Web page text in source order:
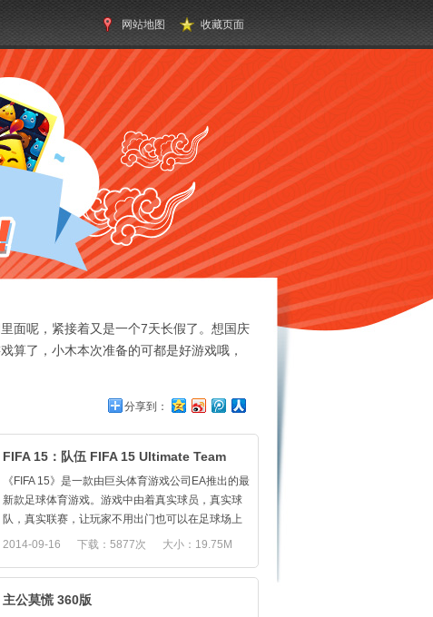
网站地图 收藏页面
面呢，紧接着又是一个7天长假了。想国庆
算了，小木本次准备的可都是好游戏哦，
分享到：
FIFA 15：队伍 FIFA 15 Ultimate Team
《FIFA 15》是一款由巨头体育游戏公司EA推出的最
新款足球体育游戏。游戏中由着真实球员，真实球
队，真实联赛，让玩家不用出门也可以在足球场上
一展雄风。欢迎进入安卓智能手机和平板电脑上最
和临门一脚的激动时刻。通过 EA SPORTS Football
Club Match Day 您可以实时体验真实世界中足球赛
2014-09-16 下载：5877次 大小：19.75M
主公莫慌 360版